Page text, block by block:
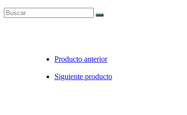
Agotado
Producto anterior
Siguiente producto